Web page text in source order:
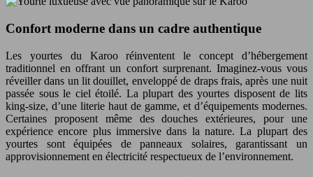
Confort moderne dans un cadre authentique
Les yourtes du Karoo réinventent le concept d’hébergement
traditionnel en offrant un confort surprenant. Imaginez-vous vous
réveiller dans un lit douillet, enveloppé de draps frais, après une nuit
passée sous le ciel étoilé. La plupart des yourtes disposent de lits
king-size, d’une literie haut de gamme, et d’équipements modernes.
Certaines proposent même des douches extérieures, pour une
expérience encore plus immersive dans la nature. La plupart des
yourtes sont équipées de panneaux solaires, garantissant un
approvisionnement en électricité respectueux de l’environnement.